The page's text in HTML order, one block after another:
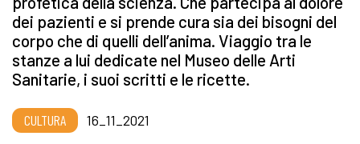
dei pazienti e si prende cura sia dei bisogni del
corpo che di quelli dell’anima. Viaggio tra le
stanze a lui dedicate nel Museo delle Arti
Sanitarie, i suoi scritti e le ricette.
CULTURA 16_11_2021